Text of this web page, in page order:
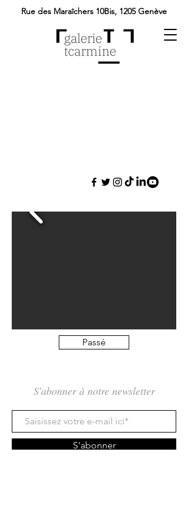
Rue des Maraîchers 10Bis, 1205 Genève
Passé
S'abonner à notre newsletter
S'abonner